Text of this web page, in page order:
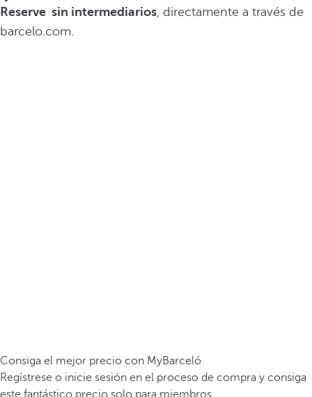
Reserve sin intermediarios, directamente a través de
barcelo.com.
Consiga el mejor precio con MyBarceló
Regístrese o inicie sesión en el proceso de compra y consiga
este fantástico precio solo para miembros.